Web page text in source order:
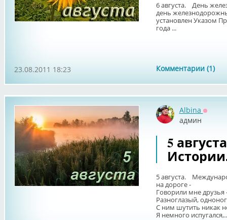
6 августа. День
день
установлен Указом
года ...
Комментарии (1)
23.08.2011 18:23
Albina
админ
5
5 августа.
на дороге -
Говорили мне друзья
Разноглазый,
С ним шутить никак
Я немного